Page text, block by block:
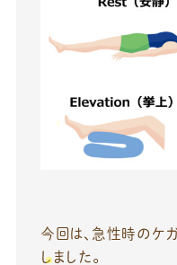
今回は、急性時のケ
しました。